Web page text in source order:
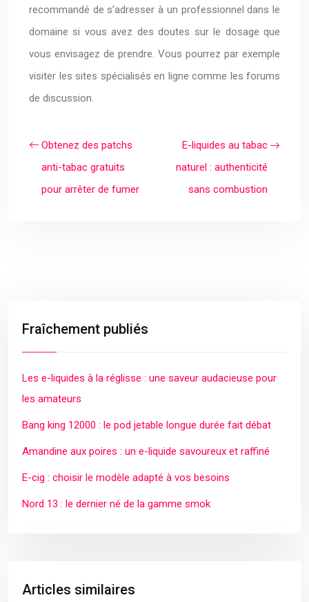
recommandé de s’adresser à un professionnel dans le
domaine si vous avez des doutes sur le dosage que
vous envisagez de prendre. Vous pourrez par exemple
visiter les sites spécialisés en ligne comme les forums
de discussion.
Obtenez des patchs
anti-tabac gratuits
pour arrêter de fumer
E-liquides au tabac
naturel : authenticité
sans combustion
Fraîchement publiés
Les e-liquides à la réglisse : une saveur audacieuse pour
les amateurs
Bang king 12000 : le pod jetable longue durée fait débat
Amandine aux poires : un e-liquide savoureux et raffiné
E-cig : choisir le modèle adapté à vos besoins
Nord 13 : le dernier né de la gamme smok
Articles similaires